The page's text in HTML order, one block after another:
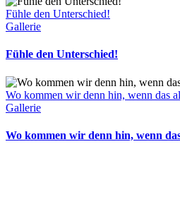
Fühle den Unterschied!
Gallerie
Fühle den Unterschied!
Wo kommen wir denn hin, wenn das
Gallerie
Wo kommen wir denn hin, wenn